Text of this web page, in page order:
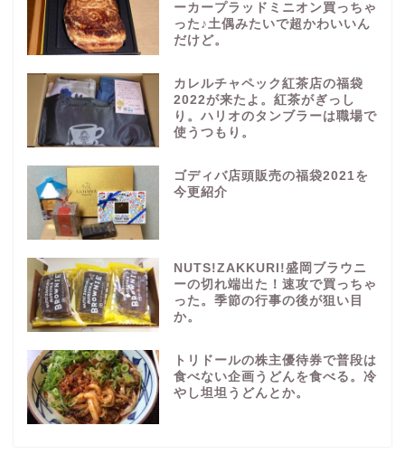
ーカープラッドミニオン買っちゃ
った♪土偶みたいで超かわいいん
だけど。
カレルチャペック紅茶店の福袋
2022が来たよ。紅茶がぎっし
り。ハリオのタンブラーは職場で
使うつもり。
ゴディバ店頭販売の福袋2021を
今更紹介
NUTS!ZAKKURI!盛岡ブラウニ
ーの切れ端出た！速攻で買っちゃ
った。季節の行事の後が狙い目
か。
トリドールの株主優待券で普段は
食べない企画うどんを食べる。冷
やし坦坦うどんとか。